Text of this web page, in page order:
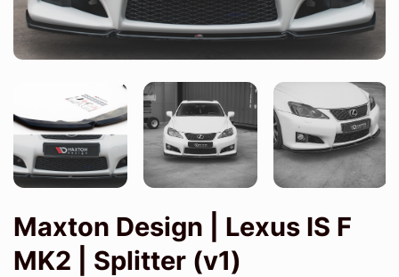
Maxton Design | Lexus IS F
MK2 | Splitter (v1)